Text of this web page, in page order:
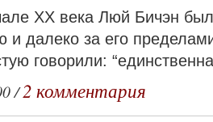
ХХ века Люй Бичэн
и далеко за его
говорили:
/2 комментария